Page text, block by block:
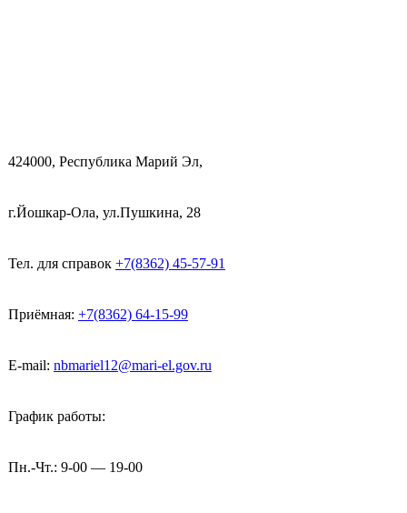
424000, Республика Марий Эл,
г.Йошкар-Ола, ул.Пушкина, 28
Тел. для справок +7(8362) 45-57-91
Приёмная: +7(8362) 64-15-99
E-mail: nbmariel12@mari-el.gov.ru
График работы:
Пн.-Чт.: 9-00 — 19-00